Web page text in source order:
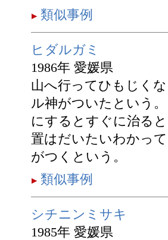
類似事例
ヒダルガミ
1986年 愛媛県
山へ行ってひもじく
ル神がついたという
にするとすぐに治る
置はだいたいわかっ
がつくという。
類似事例
シチニンミサキ
1985年 愛媛県